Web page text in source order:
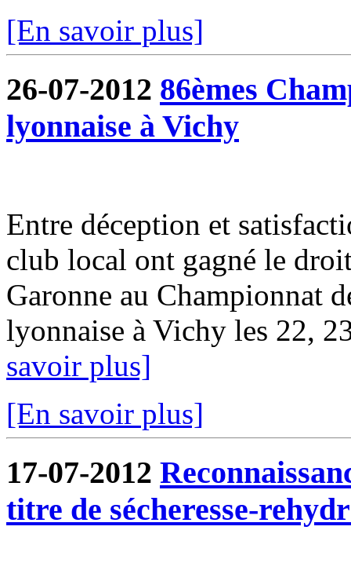
[En savoir plus]
26-07-2012 86èmes
lyonnaise à Vichy
Entre déception et
club local ont gagné le
Garonne au Championnat
lyonnaise à Vichy les 22,
savoir plus]
[En savoir plus]
17-07-2012
titre de sécheresse-